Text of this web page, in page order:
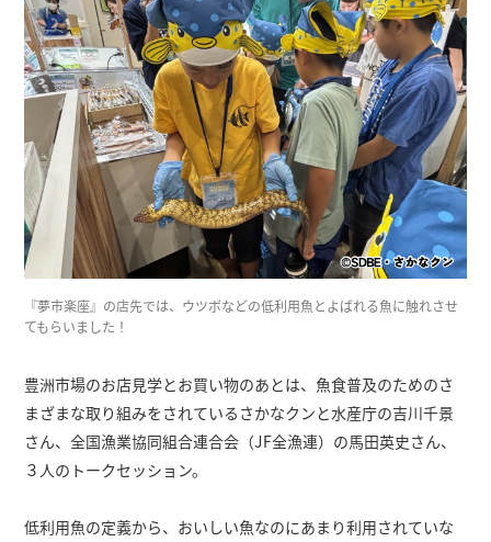
『夢市楽座』の店先では、ウツボなどの低利用魚とよばれる魚に触れさせ
てもらいました！
豊洲市場のお店見学とお買い物のあとは、魚食普及のためのさ
まざまな取り組みをされているさかなクンと水産庁の吉川千景
さん、全国漁業協同組合連合会（JF全漁連）の馬田英史さん、
３人のトークセッション。
低利用魚の定義から、おいしい魚なのにあまり利用されていな